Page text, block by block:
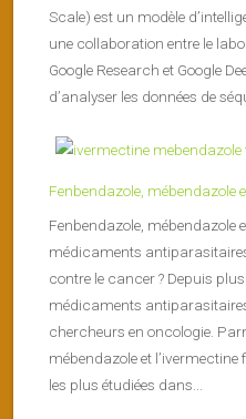
Scale) est un modèle
une collaboration entre le
Google Research et Google
d’analyser les données de
Fenbendazole, mébendazole
Fenbendazole, mébendazole
médicaments
contre le cancer ? Depuis
médicaments
chercheurs en oncologie.
mébendazole et
les plus étudiées dans...